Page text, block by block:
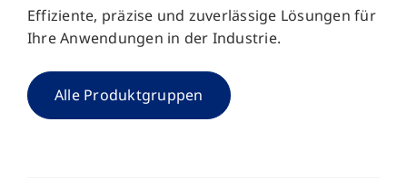
Effiziente, präzise und zuverlässige Lösungen für
Ihre Anwendungen in der Industrie.
Alle Produktgruppen